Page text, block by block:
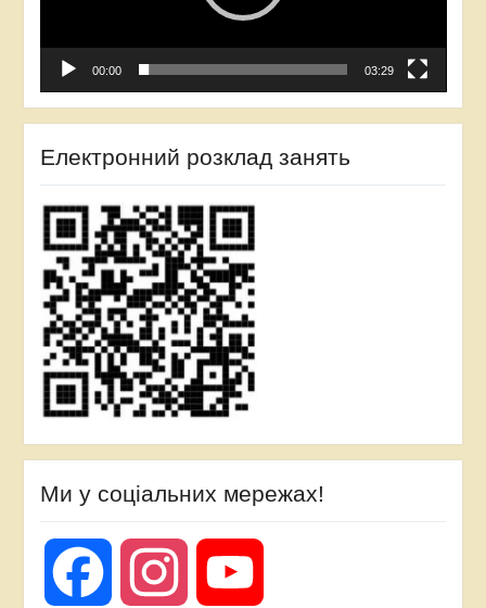
00:00 03:29
Електронний розклад занять
Ми у соціальних мережах!
Facebook Instagram